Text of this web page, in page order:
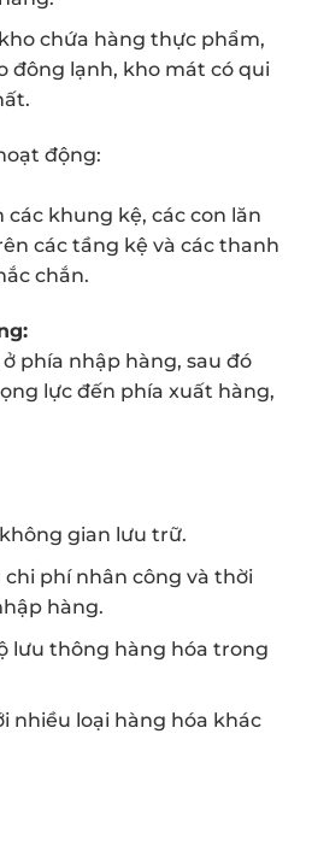
chứa hàng thực phẩm,
đông lạnh, kho mát có qui
động:
các khung kệ, các con lăn
các tầng kệ và các thanh
chắn.
phía nhập hàng, sau đó
lực đến phía xuất hàng,
gian lưu trữ.
chi phí nhân công và thời
hàng.
lưu thông hàng hóa trong
nhiều loại hàng hóa khác